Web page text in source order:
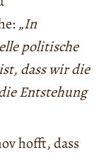
„In
politische
dass wir die
Entstehung
hofft, dass